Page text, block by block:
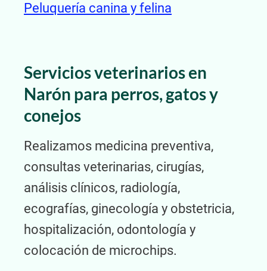
Peluquería canina y felina
Servicios veterinarios en
Narón para perros, gatos y
conejos
Realizamos medicina preventiva,
consultas veterinarias, cirugías,
análisis clínicos, radiología,
ecografías, ginecología y obstetricia,
hospitalización, odontología y
colocación de microchips.